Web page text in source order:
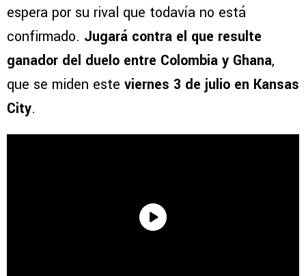
espera por su rival que todavía no está
confirmado. Jugará contra el que resulte
ganador del duelo entre Colombia y Ghana,
que se miden este viernes 3 de julio en Kansas
City.